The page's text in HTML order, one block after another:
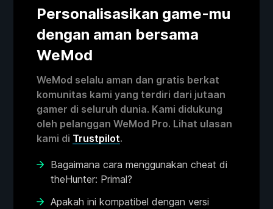
Personalisasikan game-mu
dengan aman bersama
WeMod
WeMod selalu aman dan gratis berkat
komunitas kami yang terdiri dari jutaan
gamer di seluruh dunia. Kami didukung
oleh pelanggan WeMod Pro. Lihat ulasan
kami di Trustpilot.
Bagaimana cara menggunakan cheat di
theHunter: Primal?
Apakah ini kompatibel dengan versi